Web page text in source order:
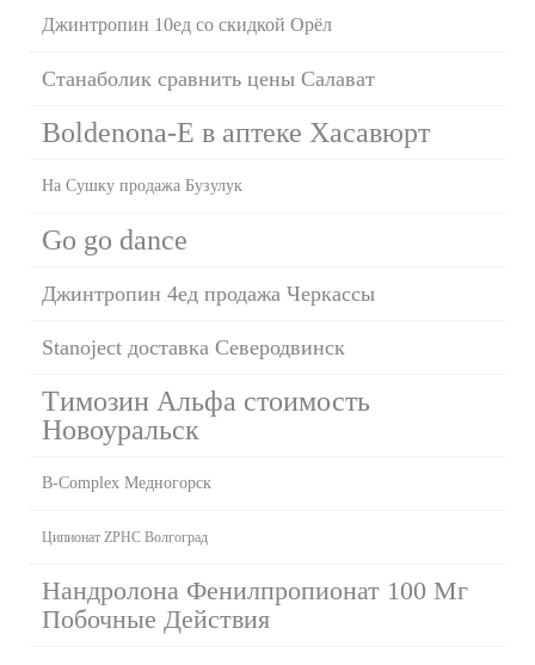
Джинтропин 10ед со скидкой Орёл
Станаболик сравнить цены Салават
Boldenona-E в аптеке Хасавюрт
На Сушку продажа Бузулук
Go go dance
Джинтропин 4ед продажа Черкассы
Stanoject доставка Северодвинск
Tимозин Альфа стоимость
Новоуральск
B-Complex Медногорск
Ципионат ZPHC Волгоград
Нандролона Фенилпропионат 100 Мг
Побочные Действия